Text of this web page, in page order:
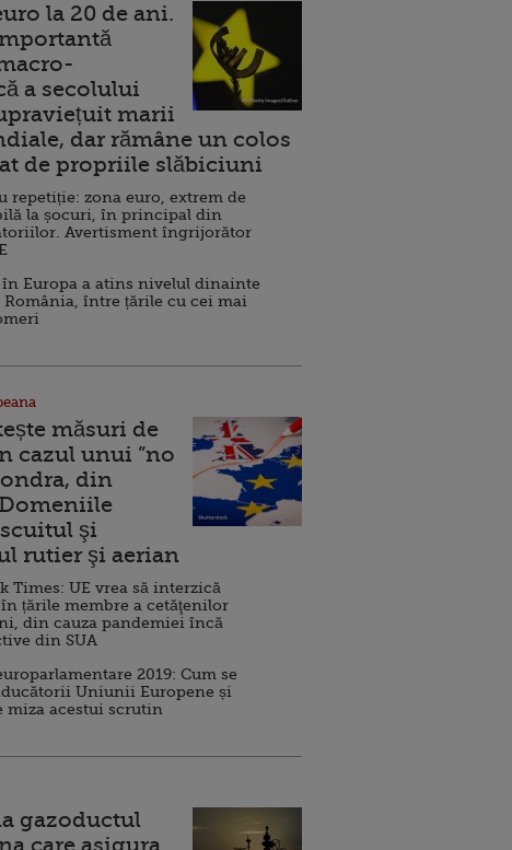
la 20 de ani.
a secolului
marii
dar rămâne un colos
de propriile slăbiciuni
repetiție: zona euro, extrem de
la șocuri, în principal din
Avertisment îngrijorător
în Europa a atins nivelul dinainte
România, între țările cu cei mai
măsuri de
cazul unui ”no
din
şi
rutier şi aerian
Times: UE vrea să interzică
țările membre a cetăţenilor
din cauza pandemiei încă
din SUA
2019: Cum se
Uniunii Europene și
miza acestui scrutin
gazoductul